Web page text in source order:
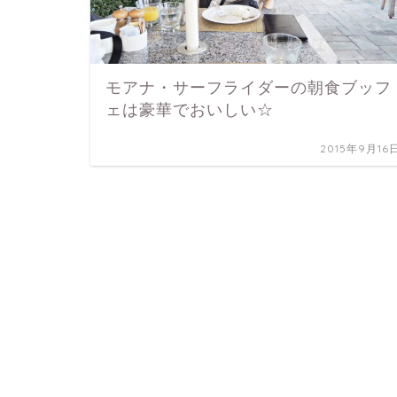
モアナ・サーフライダーの朝食ブッフ
ェは豪華でおいしい☆
2015年9月16